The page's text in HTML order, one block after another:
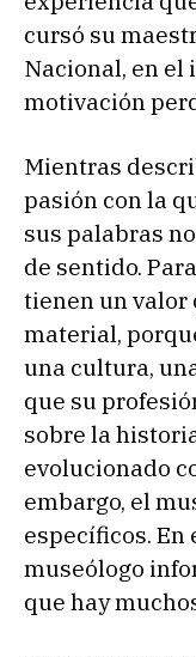
cursó su
Nacional, en el
motivación
Mientras
pasión con la
sus palabras
de sentido.
tienen un valor
material,
una cultura,
que su
sobre la
evolucionado
embargo, el
específicos. En
museólogo
que hay